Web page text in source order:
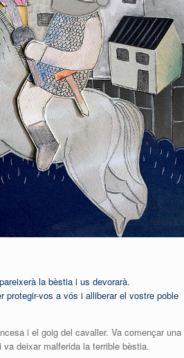
la bèstia i us devorarà.
vos a vós i alliberar el vostre poble
i el goig del cavaller. Va començar una
deixar malferida la terrible bèstia.